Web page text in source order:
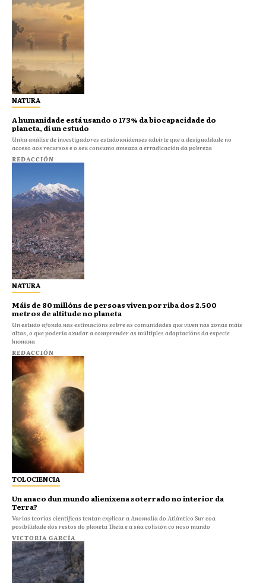
NATURA
A humanidade está usando o 173% da biocapacidade do
planeta, di un estudo
Unha análise de investigadores estadounidenses advirte que a desigualdade no
acceso aos recursos e o seu consumo ameaza a erradicación da pobreza
REDACCIÓN
NATURA
Máis de 80 millóns de persoas viven por riba dos 2.500
metros de altitude no planeta
Un estudo afonda nas estimacións sobre as comunidades que viven nas zonas máis
altas, o que podería axudar a comprender as múltiples adaptacións da especie
humana
REDACCIÓN
TOLOCIENCIA
Un anaco dun mundo alieníxena soterrado no interior da
Terra?
Varias teorías científicas tentan explicar a Anomalía do Atlántico Sur coa
posibilidade dos restos do planeta Theia e a súa colisión co noso mundo
VICTORIA GARCÍA